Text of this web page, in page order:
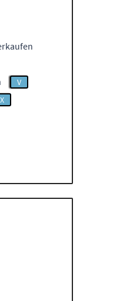
V
X